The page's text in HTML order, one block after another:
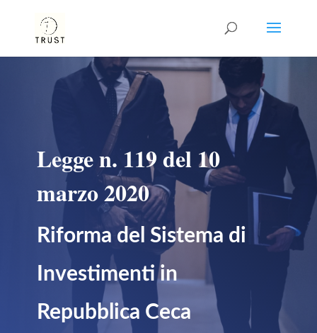
Legge n. 119 del 10
marzo 2020
Riforma del Sistema di
Investimenti in
Repubblica Ceca